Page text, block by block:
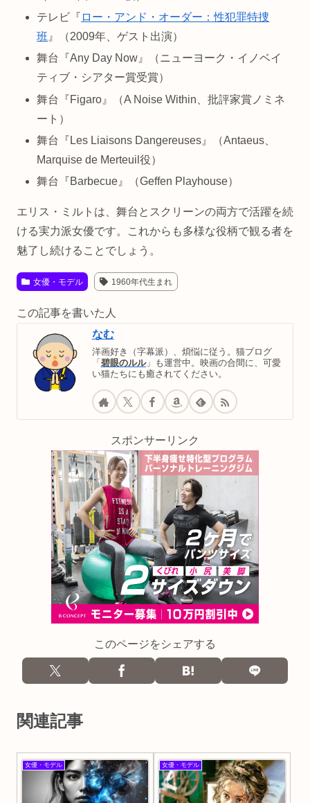
テレビ『 ロー・アンド・オーダー：性犯罪特捜
班 』（2009年、ゲスト出演）
舞台『Any Day Now』（ニューヨーク・イノベイ
ティブ・シアター賞受賞）
舞台『Figaro』（A Noise Within、批評家賞ノミネ
ート）
舞台『Les Liaisons Dangereuses』（Antaeus、
Marquise de Merteuil役）
舞台『Barbecue』（Geffen Playhouse）
エリス・ミルトは、舞台とスクリーンの両方で活躍を続
ける実力派女優です。これからも多様な役柄で観る者を
魅了し続けることでしょう。
女優・モデル 1960年代生まれ
この記事を書いた人
なむ
洋画好き（字幕派）、煩悩に従う。猫ブログ
「 碧眼のルル」も運営中。映画の合間に、可愛
い猫たちにも癒されてください。
スポンサーリンク
このページをシェアする
関連記事
女優・モデル 女優・モデル